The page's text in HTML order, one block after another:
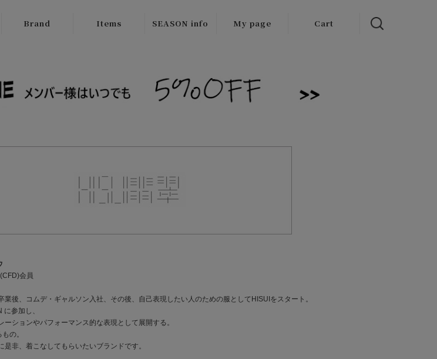
Brand
Boutique
HISUI
INCIPIT
ina
KELTY
lelill
Items
Shose
SEASON info
SALE/Outlet
My page Cart
会員
業後、コムデ・ギャルソン入社、その後、自己表現したい人のための服としてHISUIをスタート。
参加し、
ションやパフォーマンス的な表現として展開する。
の。
非、着こなしてもらいたいブランドです。